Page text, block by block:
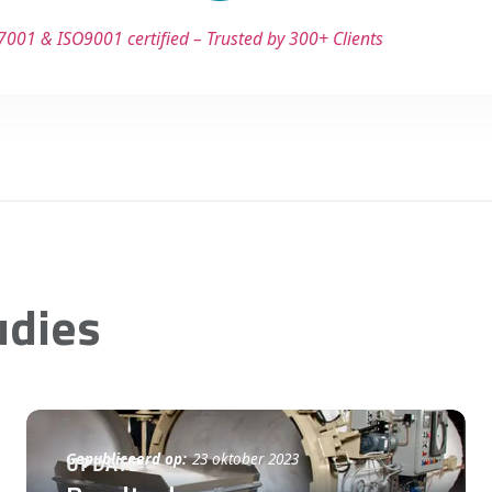
& ISO9001 certified – Trusted by 300+ Clients
Gepubliceerd op: 23 oktober 2023
UPDATE